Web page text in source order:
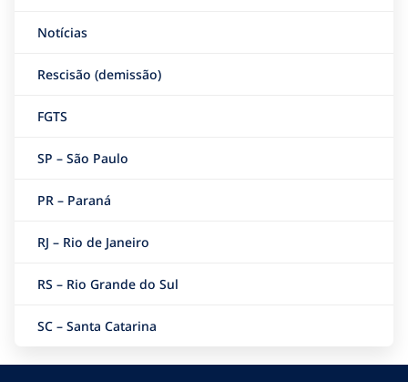
Notícias
Rescisão (demissão)
FGTS
SP – São Paulo
PR – Paraná
RJ – Rio de Janeiro
RS – Rio Grande do Sul
SC – Santa Catarina